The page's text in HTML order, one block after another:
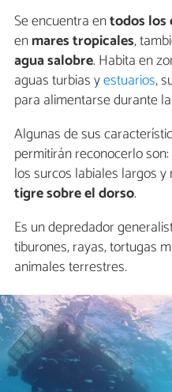
Se encuentra entodos los
enmares tropicales,
agua salobre. Habita en
aguas turbias yestuarios,
para alimentarse durante
Algunas de sus
permitirán reconocerlo
los surcos labiales largos
tigre sobre el dorso.
Es un depredador
tiburones, rayas, tortugas
animales terrestres.